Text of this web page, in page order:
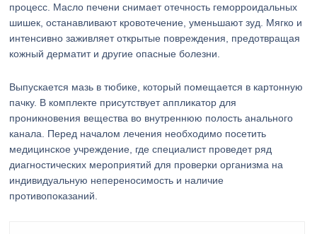
процесс. Масло печени снимает отечность геморроидальных
шишек, останавливают кровотечение, уменьшают зуд. Мягко и
интенсивно заживляет открытые повреждения, предотвращая
кожный дерматит и другие опасные болезни.
Выпускается мазь в тюбике, который помещается в картонную
пачку. В комплекте присутствует аппликатор для
проникновения вещества во внутреннюю полость анального
канала. Перед началом лечения необходимо посетить
медицинское учреждение, где специалист проведет ряд
диагностических мероприятий для проверки организма на
индивидуальную непереносимость и наличие
противопоказаний.